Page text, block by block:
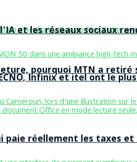
pourquoi MTN a retiré
et les réseaux sociaux
Infinix et itel ont le
paie réellement les taxes